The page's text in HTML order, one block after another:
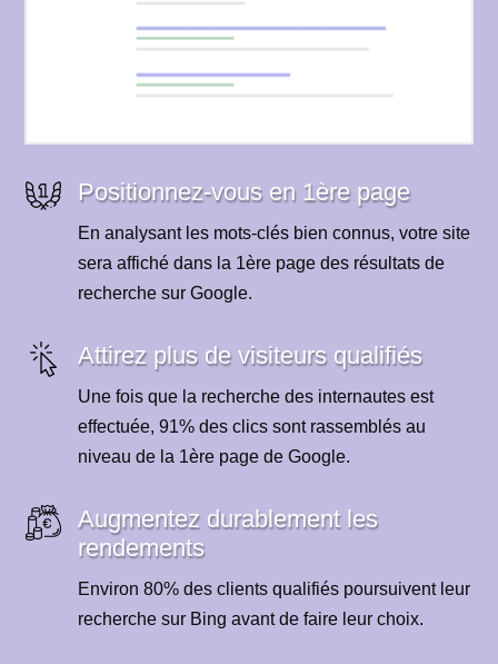
Positionnez-vous en 1ère page
En analysant les mots-clés bien connus, votre site
sera affiché dans la 1ère page des résultats de
recherche sur Google.
Attirez plus de visiteurs qualifiés
Une fois que la recherche des internautes est
effectuée, 91% des clics sont rassemblés au
niveau de la 1ère page de Google.
Augmentez durablement les
rendements
Environ 80% des clients qualifiés poursuivent leur
recherche sur Bing avant de faire leur choix.